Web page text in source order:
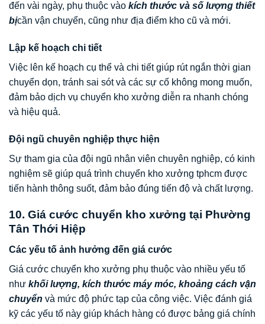
đến vài ngày, phụ thuộc vào kích thước và số lượng thiết
bịcần vận chuyển, cũng như địa điểm kho cũ và mới.
Lập kế hoạch chi tiết
Việc lên kế hoạch cụ thể và chi tiết giúp rút ngắn thời gian
chuyển dọn, tránh sai sót và các sự cố không mong muốn,
đảm bảo dịch vụ chuyển kho xưởng diễn ra nhanh chóng
và hiệu quả.
Đội ngũ chuyên nghiệp thực hiện
Sự tham gia của đội ngũ nhân viên chuyên nghiệp, có kinh
nghiệm sẽ giúp quá trình chuyển kho xưởng tphcm được
tiến hành thông suốt, đảm bảo đúng tiến độ và chất lượng.
10. Giá cước chuyển kho xưởng tại Phường
Tân Thới Hiệp
Các yếu tố ảnh hưởng đến giá cước
Giá cước chuyển kho xưởng phụ thuộc vào nhiều yếu tố
như khối lượng, kích thước máy móc, khoảng cách vận
chuyển và mức độ phức tạp của công việc. Việc đánh giá
kỹ các yếu tố này giúp khách hàng có được bảng giá chính